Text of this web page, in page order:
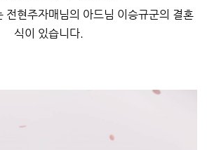
전현주자매님의 아드님 이승규군의 결혼
식이 있습니다.